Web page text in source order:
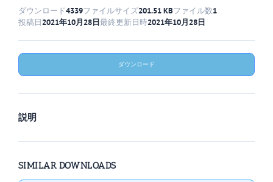
ダウンロード4339ファイルサイズ201.51 KBファイル数1
投稿日2021年10月28日最終更新日時2021年10月28日
ダウンロード
説明
SIMILAR DOWNLOADS